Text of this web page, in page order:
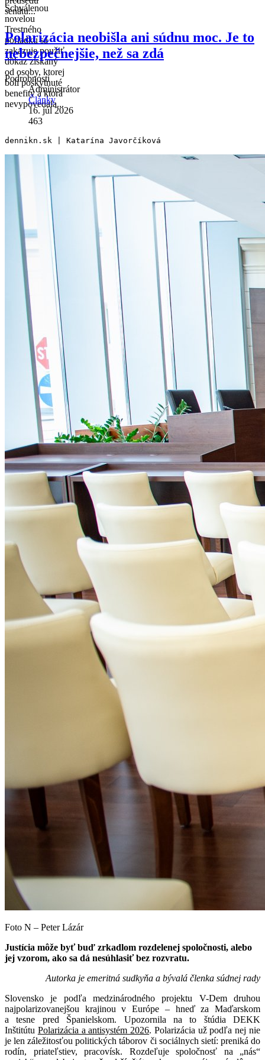
senátu...
Schválenou
novelou
Trestného
poriadku sa
zakazuje použiť
dôkaz získaný
od osoby, ktorej
boli poskytnuté
benefity a ktorá
nevypovedala...
Polarizácia neobišla ani súdnu moc. Je to
nebezpečnejšie, než sa zdá
Podrobnosti
Administrátor
Články
16. júl 2026
463
dennikn.sk | Katarína Javorčíková
Foto N – Peter Lázár
Justícia môže byť buď zrkadlom rozdelenej spoločnosti, alebo
jej vzorom, ako sa dá nesúhlasiť bez rozvratu.
Autorka je emeritná sudkyňa a bývalá členka súdnej rady
Slovensko je podľa medzinárodného projektu V-Dem druhou
najpolarizovanejšou krajinou v Európe – hneď za Maďarskom
a tesne pred Španielskom. Upozornila na to štúdia DEKK
Inštitútu Polarizácia a antisystém 2026. Polarizácia už podľa nej nie
je len záležitosťou politických táborov či sociálnych sietí: preniká do
rodín, priateľstiev, pracovísk. Rozdeľuje spoločnosť na „nás“